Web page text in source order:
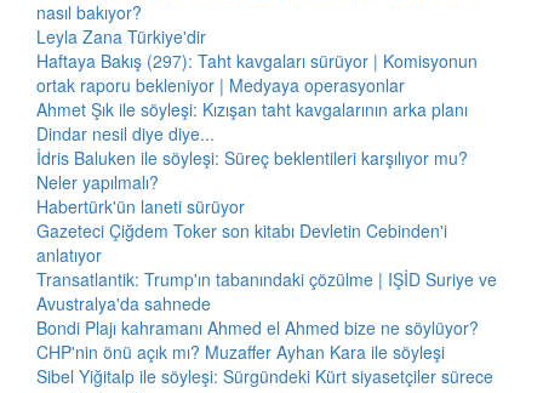
nasıl bakıyor?
Leyla Zana Türkiye'dir
Haftaya Bakış (297): Taht kavgaları sürüyor | Komisyonun
ortak raporu bekleniyor | Medyaya operasyonlar
Ahmet Şık ile söyleşi: Kızışan taht kavgalarının arka planı
Dindar nesil diye diye...
İdris Baluken ile söyleşi: Süreç beklentileri karşılıyor mu?
Neler yapılmalı?
Habertürk'ün laneti sürüyor
Gazeteci Çiğdem Toker son kitabı Devletin Cebinden'i
anlatıyor
Transatlantik: Trump'ın tabanındaki çözülme | IŞİD Suriye ve
Avustralya'da sahnede
Bondi Plajı kahramanı Ahmed el Ahmed bize ne söylüyor?
CHP'nin önü açık mı? Muzaffer Ayhan Kara ile söyleşi
Sibel Yiğitalp ile söyleşi: Sürgündeki Kürt siyasetçiler sürece